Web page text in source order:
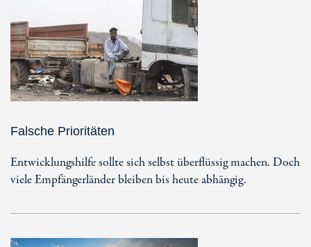
Falsche Prioritäten
Entwicklungshilfe sollte sich selbst überflüssig machen. Doch
viele Empfängerländer bleiben bis heute abhängig.